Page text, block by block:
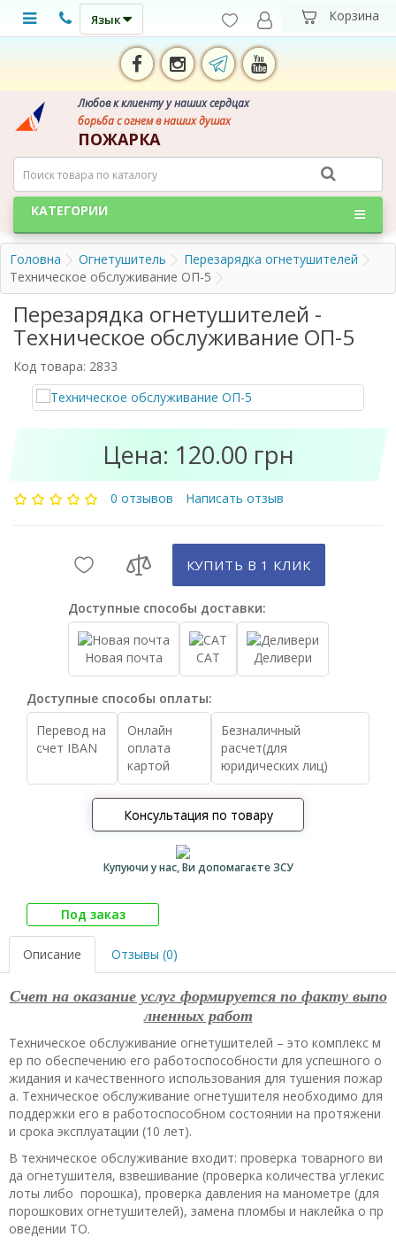
Язык
Любов к клиенту у наших сердцах
борьба с огнем в наших душах
ПОЖАРКА
КАТЕГОРИИ
Головна Огнетушитель
Перезарядка огнетушителей
Техническое обслуживание ОП-5
Перезарядка огнетушителей -
Техническое обслуживание ОП-5
Код товара: 2833
Цена: 120.00 грн
0 отзывов Написать отзыв
КУПИТЬ В 1 КЛИК
Доступные способы доставки:
Новая почта САТ Деливери
Доступные способы оплаты:
Перевод на
счет IBAN
Онлайн
оплата
картой
Безналичный
расчет(для
юридических лиц)
Консультация по товару
Купуючи у нас, Ви допомагаєте ЗСУ
Под заказ
Описание Отзывы (0)
Счет на оказание услуг формируется по факту выпо
лненных работ
Техническое обслуживание огнетушителей – это комплекс м
ер по обеспечению его работоспособности для успешного о
жидания и качественного использования для тушения пожар
а. Техническое обслуживание огнетушителя необходимо для
поддержки его в работоспособном состоянии на протяжени
и срока эксплуатации (10 лет).
В техническое обслуживание входит: проверка товарного ви
да огнетушителя, взвешивание (проверка количества углекис
лоты либо порошка), проверка давления на манометре (для
порошкових огнетушителей), замена пломбы и наклейка о пр
оведении ТО.